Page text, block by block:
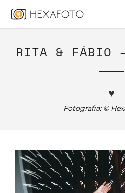
RITA & FÁBIO –
♥
Fotografia: ©